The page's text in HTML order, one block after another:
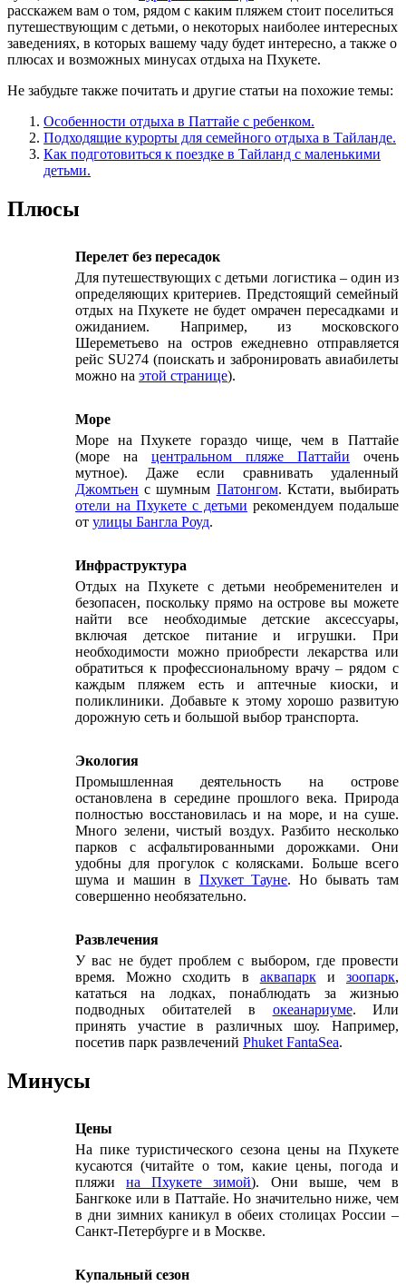
расскажем вам о том, рядом с каким пляжем стоит поселиться
путешествующим с детьми, о некоторых наиболее интересных
заведениях, в которых вашему чаду будет интересно, а также о
плюсах и возможных минусах отдыха на Пхукете.
Не забудьте также почитать и другие статьи на похожие темы:
Особенности отдыха в Паттайе с ребенком.
Подходящие курорты для семейного отдыха в Тайланде.
Как подготовиться к поездке в Тайланд с маленькими
детьми.
Плюсы
Перелет без пересадок
Для путешествующих с детьми логистика – один из
определяющих критериев. Предстоящий семейный
отдых на Пхукете не будет омрачен пересадками и
ожиданием. Например, из московского
Шереметьево на остров ежедневно отправляется
рейс SU274 (поискать и забронировать авиабилеты
можно на этой странице).
Море
Море на Пхукете гораздо чище, чем в Паттайе
(море на центральном пляже Паттайи очень
мутное). Даже если сравнивать удаленный
Джомтьен с шумным Патонгом. Кстати, выбирать
отели на Пхукете с детьми рекомендуем подальше
от улицы Бангла Роуд.
Инфраструктура
Отдых на Пхукете с детьми необременителен и
безопасен, поскольку прямо на острове вы можете
найти все необходимые детские аксессуары,
включая детское питание и игрушки. При
необходимости можно приобрести лекарства или
обратиться к профессиональному врачу – рядом с
каждым пляжем есть и аптечные киоски, и
поликлиники. Добавьте к этому хорошо развитую
дорожную сеть и большой выбор транспорта.
Экология
Промышленная деятельность на острове
остановлена в середине прошлого века. Природа
полностью восстановилась и на море, и на суше.
Много зелени, чистый воздух. Разбито несколько
парков с асфальтированными дорожками. Они
удобны для прогулок с колясками. Больше всего
шума и машин в Пхукет Тауне. Но бывать там
совершенно необязательно.
Развлечения
У вас не будет проблем с выбором, где провести
время. Можно сходить в аквапаркизоопарк,
кататься на лодках, понаблюдать за жизнью
подводных обитателей в океанариуме. Или
принять участие в различных шоу. Например,
посетив парк развлечений Phuket FantaSea.
Минусы
Цены
На пике туристического сезона цены на Пхукете
кусаются (читайте о том, какие цены, погода и
пляжина Пхукете зимой). Они выше, чем в
Бангкоке или в Паттайе. Но значительно ниже, чем
в дни зимних каникул в обеих столицах России –
Санкт-Петербурге и в Москве.
Купальный сезон